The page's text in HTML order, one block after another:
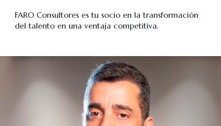
FARO Consultores es tu socio en la transformación
del talento en una ventaja competitiva.